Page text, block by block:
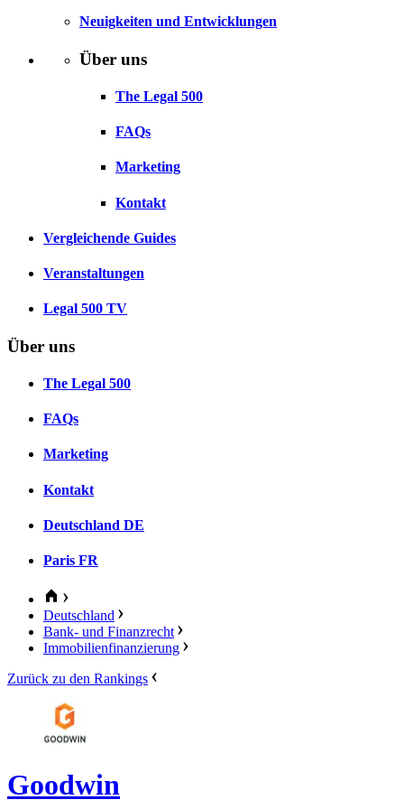
Neuigkeiten und Entwicklungen
Über uns
The Legal 500
FAQs
Marketing
Kontakt
Vergleichende Guides
Veranstaltungen
Legal 500 TV
Über uns
The Legal 500
FAQs
Marketing
Kontakt
Deutschland DE
Paris FR
Deutschland
Bank- und Finanzrecht
Immobilienfinanzierung
Zurück zu den Rankings
Goodwin